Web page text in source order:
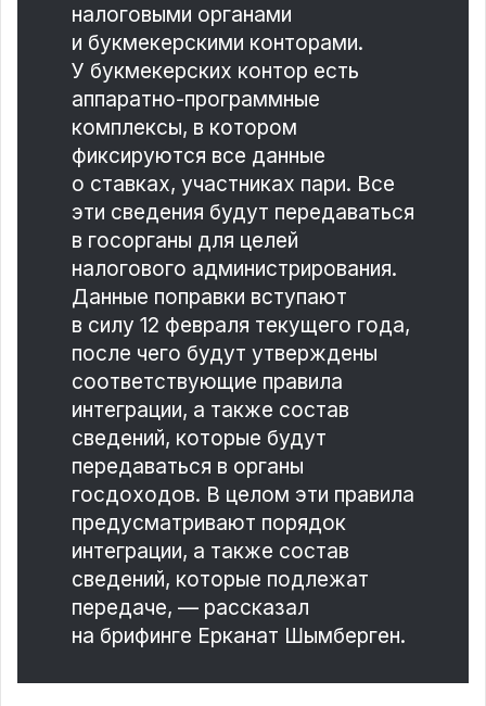
налоговыми органами
и букмекерскими конторами.
У букмекерских контор есть
аппаратно-программные
комплексы, в котором
фиксируются все данные
о ставках, участниках пари. Все
эти сведения будут передаваться
в госорганы для целей
налогового администрирования.
Данные поправки вступают
в силу 12 февраля текущего года,
после чего будут утверждены
соответствующие правила
интеграции, а также состав
сведений, которые будут
передаваться в органы
госдоходов. В целом эти правила
предусматривают порядок
интеграции, а также состав
сведений, которые подлежат
передаче, — рассказал
на брифинге Ерканат Шымберген.